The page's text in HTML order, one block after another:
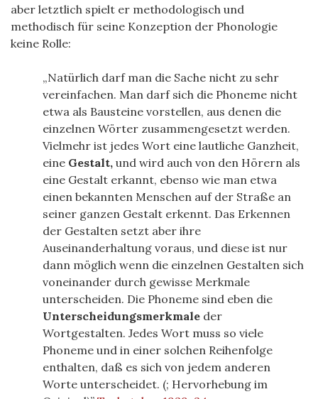
aber letztlich spielt er methodologisch und
methodisch für seine Konzeption der Phonologie
keine Rolle:
Natürlich darf man die Sache nicht zu sehr
vereinfachen. Man darf sich die Phoneme nicht
etwa als Bausteine vorstellen, aus denen die
einzelnen Wörter zusammengesetzt werden.
Vielmehr ist jedes Wort eine lautliche Ganzheit,
eine Gestalt, und wird auch von den Hörern als
eine Gestalt erkannt, ebenso wie man etwa
einen bekannten Menschen auf der Straße an
seiner ganzen Gestalt erkennt. Das Erkennen
der Gestalten setzt aber ihre
Auseinanderhaltung voraus, und diese ist nur
dann möglich wenn die einzelnen Gestalten sich
voneinander durch gewisse Merkmale
unterscheiden. Die Phoneme sind eben die
Unterscheidungsmerkmale der
Wortgestalten. Jedes Wort muss so viele
Phoneme und in einer solchen Reihenfolge
enthalten, daß es sich von jedem anderen
Worte unterscheidet. (; Hervorhebung im